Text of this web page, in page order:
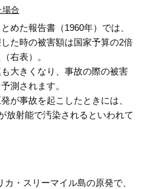
場合
めた報告書（1960年）では、
た時の被害額は国家予算の2倍
右表）。
大きくなり、事故の際の被害
測されます。
が事故を起こしたときには、
放射能で汚染されるといわれて
カ・スリーマイル島の原発で、